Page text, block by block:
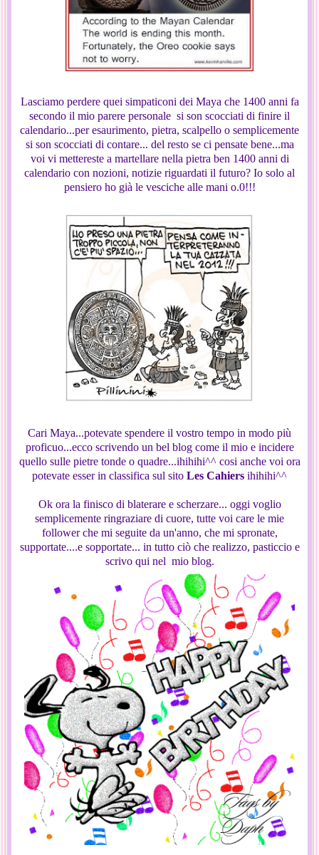
Lasciamo perdere quei simpaticoni dei Maya che 1400 anni fa
secondo il mio parere personale si son scocciati di finire il
calendario...per esaurimento, pietra, scalpello o semplicemente
si son scocciati di contare... del resto se ci pensate bene...ma
voi vi mettereste a martellare nella pietra ben 1400 anni di
calendario con nozioni, notizie riguardati il futuro? Io solo al
pensiero ho già le vesciche alle mani o.0!!!
Cari Maya...potevate spendere il vostro tempo in modo più
proficuo...ecco scrivendo un bel blog come il mio e incidere
quello sulle pietre tonde o quadre...ihihihi^^ cosi anche voi ora
potevate esser in classifica sul sito Les Cahiers ihihihi^^
Ok ora la finisco di blaterare e scherzare... oggi voglio
semplicemente ringraziare di cuore, tutte voi care le mie
follower che mi seguite da un'anno, che mi spronate,
supportate....e sopportate... in tutto ciò che realizzo, pasticcio e
scrivo qui nel mio blog.